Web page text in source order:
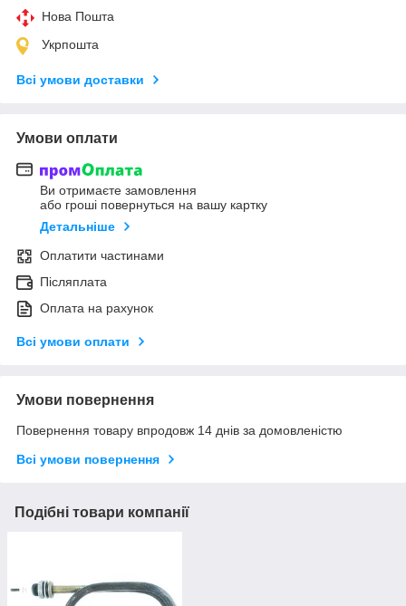
Нова Пошта
Укрпошта
Всі умови доставки
Умови оплати
Ви отримаєте замовлення
або гроші повернуться на вашу картку
Детальніше
Оплатити частинами
Післяплата
Оплата на рахунок
Всі умови оплати
Умови повернення
Повернення товару впродовж 14 днів за домовленістю
Всі умови повернення
Подібні товари компанії